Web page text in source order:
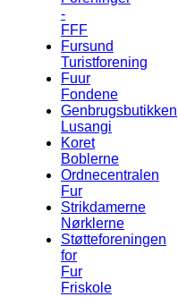
-
FFF
Fursund
Turistforening
Fuur
Fondene
Genbrugsbutikken
Lusangi
Koret
Boblerne
Ordnecentralen
Fur
Strikdamerne
Nørklerne
Støtteforeningen
for
Fur
Friskole